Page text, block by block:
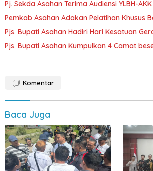
Pj. Sekda Asahan Terima Audiensi YLBH-AKK
Pemkab Asahan Adakan Pelatihan Khusus
Pjs. Bupati Asahan Hadiri Hari Kesatuan
Pjs. Bupati Asahan Kumpulkan 4 Camat
Komentar
Baca Juga